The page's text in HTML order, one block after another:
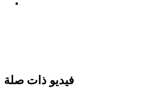
فيديو ذات صلة